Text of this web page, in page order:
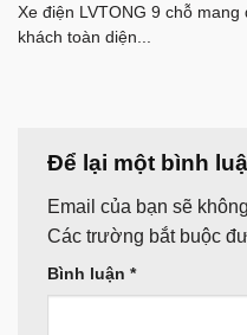
Xe điện LVTONG 9 chỗ
khách toàn diện...
Để lại một bình
Email của bạn sẽ
Các trường bắt buộc
Bình luận *